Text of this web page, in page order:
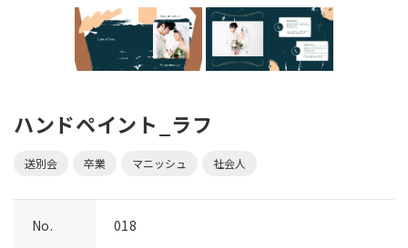
ハンドペイント_ラフ
送別会 卒業 マニッシュ 社会人
No. 018